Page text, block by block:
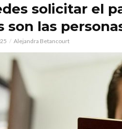
solicitar el
son las
Alejandra Betancourt